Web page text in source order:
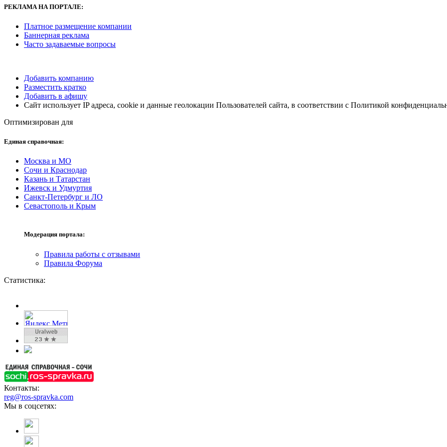
РЕКЛАМА НА ПОРТАЛЕ:
Платное размещение компании
Баннерная реклама
Часто задаваемые вопросы
Добавить компанию
Разместить кратко
Добавить в афишу
Сайт использует IP адреса, cookie и данные геолокации Пользователей сайта, в соответствии с Политикой
Оптимизирован для
Единая справочная:
Москва и МО
Сочи и Краснодар
Казань и Татарстан
Ижевск и Удмуртия
Санкт-Петербург и ЛО
Севастополь и Крым
Модерация портала:
Правила работы с отзывами
Правила Форума
Статистика:
Контакты:
reg@ros-spravka.com
Мы в соцсетях: